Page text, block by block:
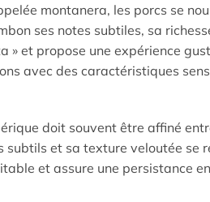
montanera, les porcs se
ses notes subtiles, sa
» et propose une expérience
avec des caractéristiques
doit souvent être affiné
subtils et sa texture veloutée se
et assure une persistance